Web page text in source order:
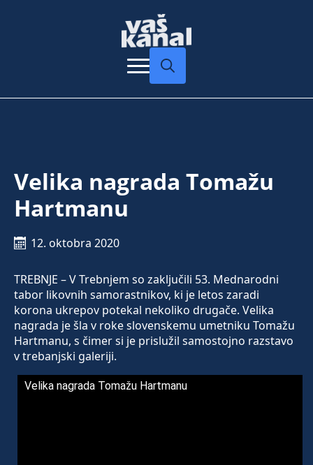
Velika nagrada Tomažu
Hartmanu
12. oktobra 2020
TREBNJE – V Trebnjem so zaključili 53. Mednarodni
tabor likovnih samorastnikov, ki je letos zaradi
korona ukrepov potekal nekoliko drugače. Velika
nagrada je šla v roke slovenskemu umetniku Tomažu
Hartmanu, s čimer si je prislužil samostojno razstavo
v trebanjski galeriji.
Velika nagrada Tomažu Hartmanu